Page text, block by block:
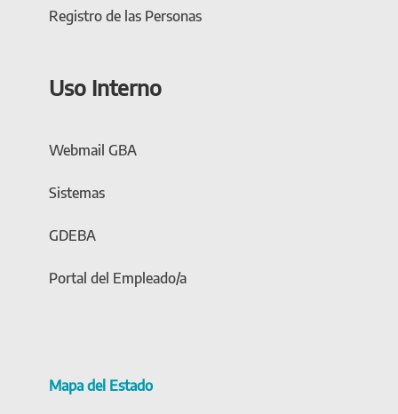
Registro de las Personas
Uso Interno
Webmail GBA
Sistemas
GDEBA
Portal del Empleado/a
Mapa del Estado